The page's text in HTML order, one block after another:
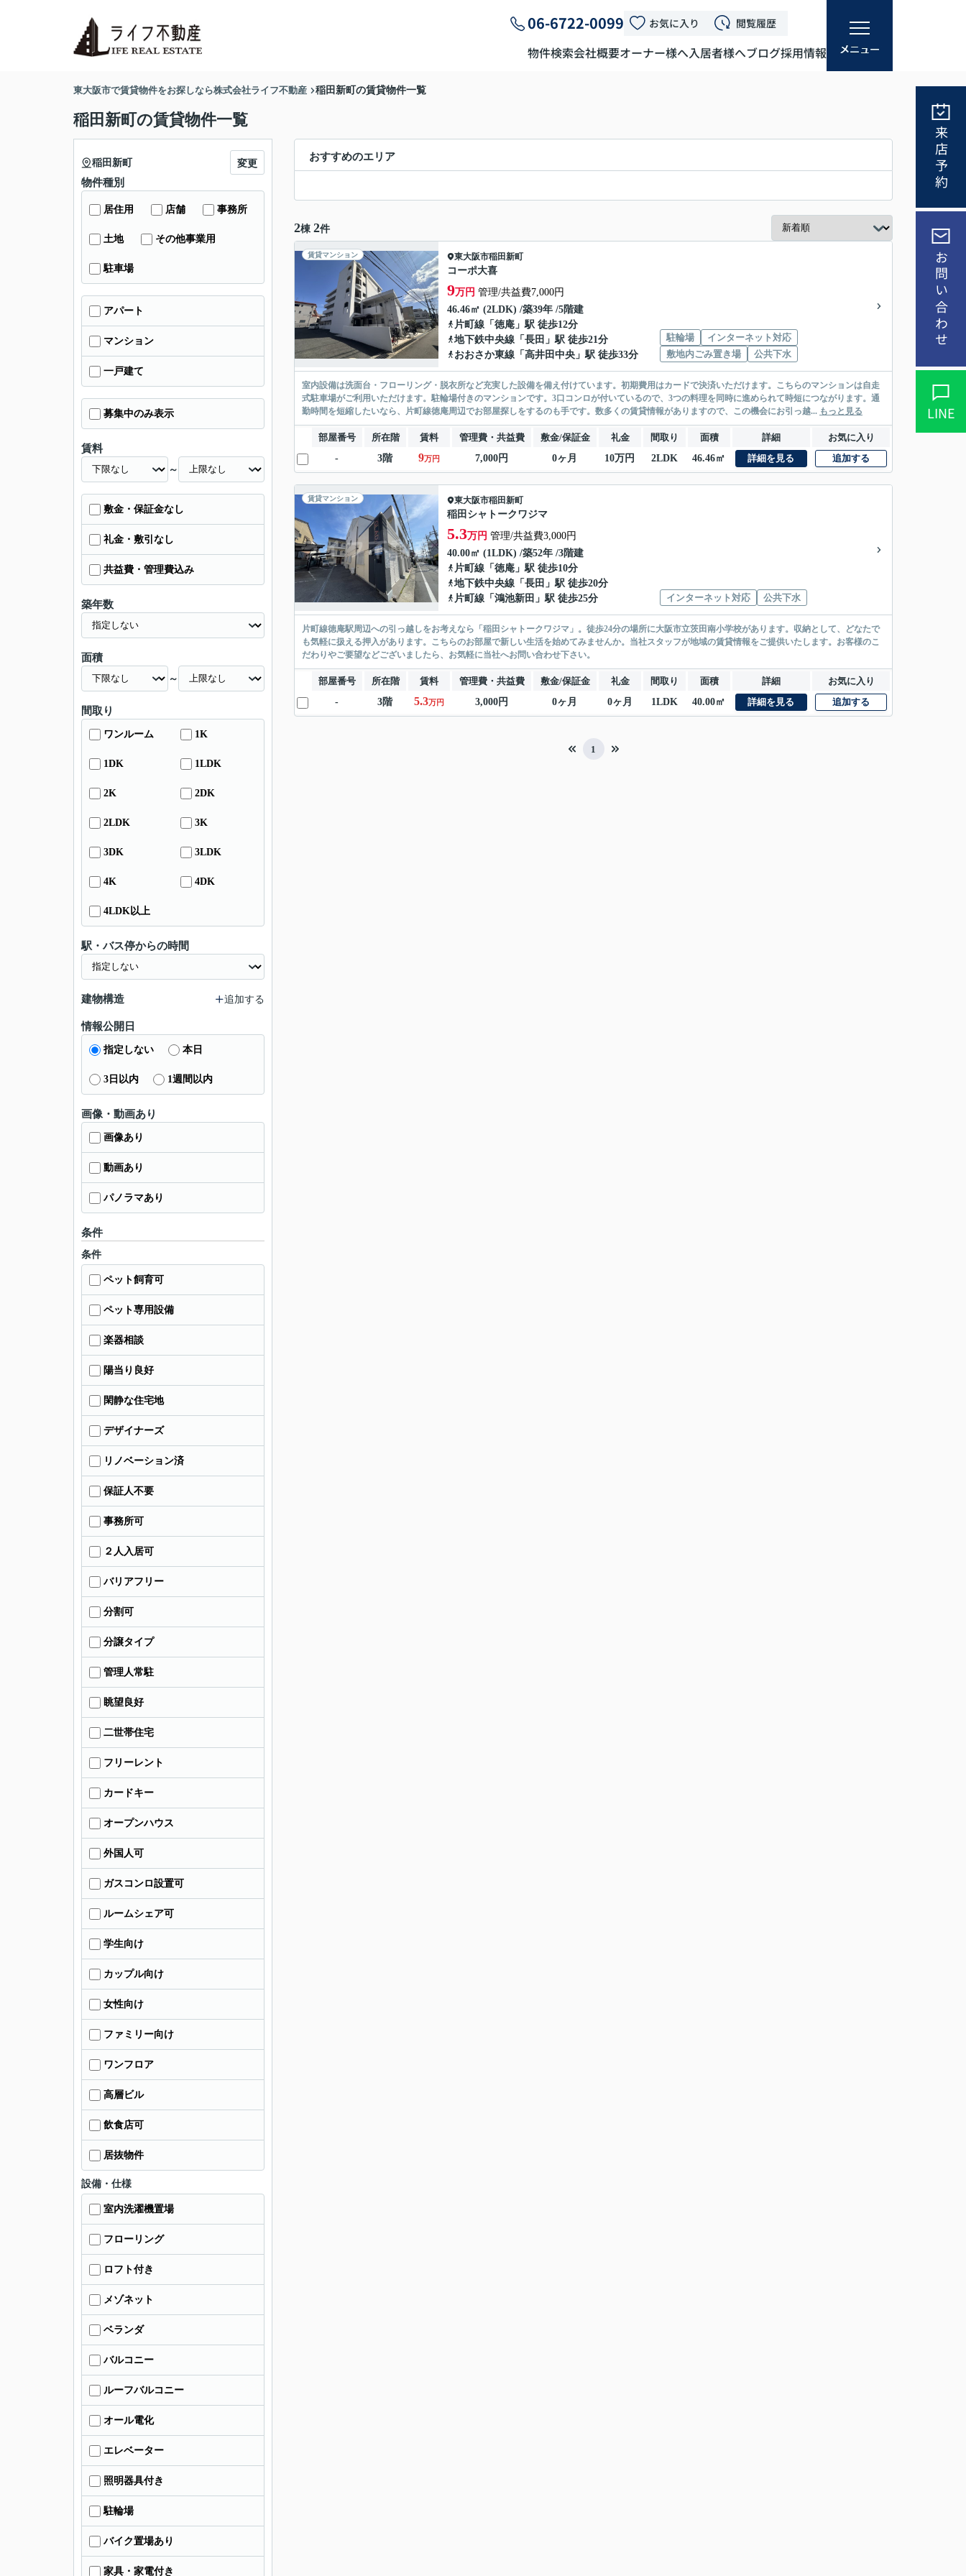
06-6722-0099 お気に入り 閲覧履歴
物件検索会社概要オーナー様へ入居者様へブログ採用情報
来店予約
お問い合わせ
LINE
東大阪市で賃貸物件をお探しなら株式会社ライフ不動産 稲田新町の賃貸物件一覧
稲田新町の賃貸物件一覧
おすすめのエリア
2棟 2件
賃貸マンション 東大阪市稲田新町
コーポ大喜
9万円 管理/共益費7,000円
46.46㎡ (2LDK) /築39年 /5階建
片町線 「 徳庵 」駅 徒歩12分
地下鉄中央線 「 長田 」駅 徒歩21分
おおさか東線 「 高井田中央 」駅 徒歩33分
駐輪場
インターネット対応
敷地内ごみ置き場
公共下水
室内設備は洗面台・フローリング・脱衣所など充実した設備を備え付けています。初期費用はカードで決済いただけます。こちらのマンションは自走
式駐車場がご利用いただけます。駐輪場付きのマンションです。3口コンロが付いているので、3つの料理を同時に進められて時短につながります。通
勤時間を短縮したいなら、片町線徳庵周辺でお部屋探しをするのも手です。数多くの賃貸情報がありますので、この機会にお引っ越... もっと見る
部屋番号 所在階 賃料 管理費・共益費 敷金/保証金 礼金 間取り 面積 詳細
お気に入り
-
3階 9万円 7,000円 0ヶ月 10万円 2LDK 46.46㎡ 詳細を見る 追加する
賃貸マンション 東大阪市稲田新町
稲田シャトークワジマ
5.3万円 管理/共益費3,000円
40.00㎡ (1LDK) /築52年 /3階建
片町線 「 徳庵 」駅 徒歩10分
地下鉄中央線 「 長田 」駅 徒歩20分
片町線 「 鴻池新田 」駅 徒歩25分 インターネット対応 公共下水
片町線徳庵駅周辺への引っ越しをお考えなら「稲田シャトークワジマ」。徒歩24分の場所に大阪市立茨田南小学校があります。収納として、どなたで
も気軽に扱える押入があります。こちらのお部屋で新しい生活を始めてみませんか。当社スタッフが地域の賃貸情報をご提供いたします。お客様のこ
だわりやご要望などございましたら、お気軽に当社へお問い合わせ下さい。
部屋番号 所在階 賃料 管理費・共益費 敷金/保証金 礼金 間取り 面積 詳細
お気に入り
-
3階 5.3万円 3,000円 0ヶ月 0ヶ月 1LDK 40.00㎡ 詳細を見る 追加する
1
稲田新町 変更
物件種別
居住用 店舗 事務所
土地 その他事業用
駐車場
アパート
マンション
一戸建て
募集中のみ表示
賃料
～
敷金・保証金なし
礼金・敷引なし
共益費・管理費込み
築年数
面積
～
間取り
ワンルーム 1K
1DK 1LDK
2K 2DK
2LDK 3K
3DK 3LDK
4K 4DK
4LDK以上
駅・バス停からの時間
建物構造 追加する
情報公開日
指定しない 本日
3日以内 1週間以内
画像・動画あり
画像あり
動画あり
パノラマあり
条件
条件
ペット飼育可
ペット専用設備
楽器相談
陽当り良好
閑静な住宅地
デザイナーズ
リノベーション済
保証人不要
事務所可
２人入居可
バリアフリー
分割可
分譲タイプ
管理人常駐
眺望良好
二世帯住宅
フリーレント
カードキー
オープンハウス
外国人可
ガスコンロ設置可
ルームシェア可
学生向け
カップル向け
女性向け
ファミリー向け
ワンフロア
高層ビル
飲食店可
居抜物件
設備・仕様
室内洗濯機置場
フローリング
ロフト付き
メゾネット
ベランダ
バルコニー
ルーフバルコニー
オール電化
エレベーター
照明器具付き
駐輪場
バイク置場あり
家具・家電付き